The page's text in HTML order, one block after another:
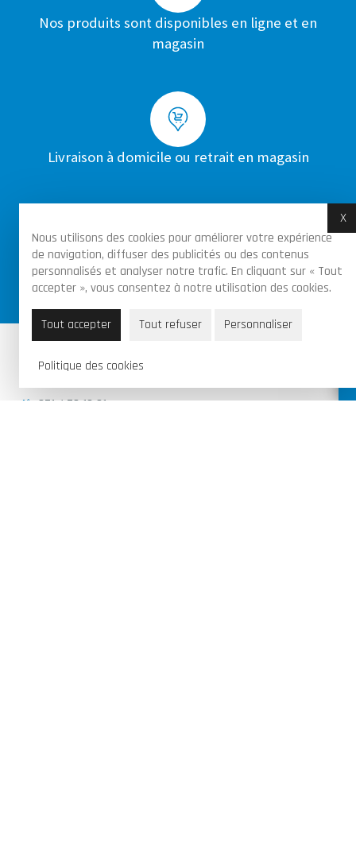
Nous utilisons des cookies pour améliorer votre expérience
de navigation, diffuser des publicités ou des contenus
personnalisés et analyser notre trafic. En cliquant sur « Tout
accepter », vous consentez à notre utilisation des cookies.
Tout accepter Tout refuser Personnaliser
Politique des cookies
X
Nos produits sont disponibles en ligne et en
magasin
Livraison à domicile ou retrait en magasin
Achats sécurisés par certificat SSL sur toutes
les commandes
071 / 70 13 21